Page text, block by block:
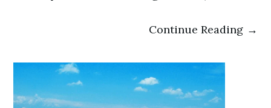
Continue Reading →